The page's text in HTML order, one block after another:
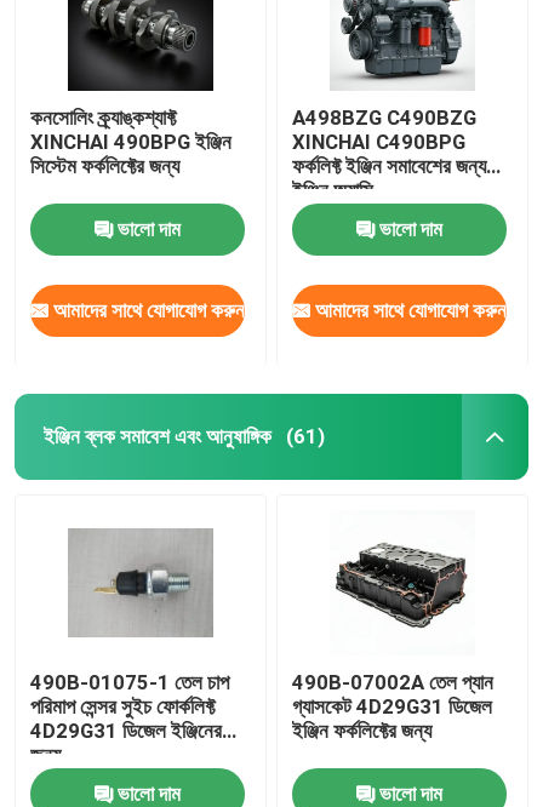
কনসোলিং ক্র্যাঙ্কশ্যাফ্ট
XINCHAI 490BPG ইঞ্জিন
সিস্টেম ফর্কলিফ্টের জন্য
ভালো দাম
আমাদের সাথে যোগাযোগ করুন
A498BZG C490BZG
XINCHAI C490BPG
ফর্কলিফ্ট ইঞ্জিন সমাবেশের জন্য
ইঞ্জিন অ্যাসি
ভালো দাম
আমাদের সাথে যোগাযোগ করুন
ইঞ্জিন ব্লক সমাবেশ এবং আনুষাঙ্গিক (61)
490B-01075-1 তেল চাপ
পরিমাপ সেন্সর সুইচ ফোর্কলিফ্ট
4D29G31 ডিজেল ইঞ্জিনের
জন্য
ভালো দাম
490B-07002A তেল প্যান
গ্যাসকেট 4D29G31 ডিজেল
ইঞ্জিন ফর্কলিফ্টের জন্য
ভালো দাম